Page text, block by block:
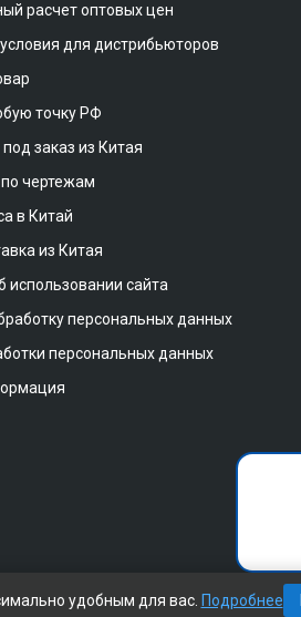
расчет оптовых цен
для дистрибьюторов
точку РФ
заказ из Китая
чертежам
в Китай
из Китая
использовании сайта
персональных данных
персональных данных
удобным для вас. Подробнее